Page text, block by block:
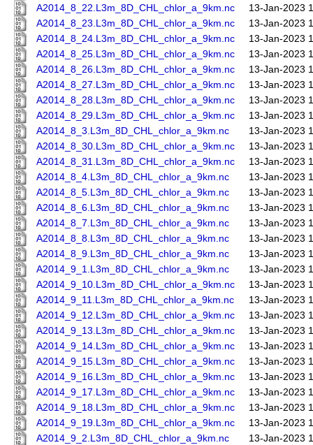
A2014_8_22.L3m_8D_CHL_chlor_a_9km.nc
13-Jan-2023
A2014_8_23.L3m_8D_CHL_chlor_a_9km.nc
13-Jan-2023
A2014_8_24.L3m_8D_CHL_chlor_a_9km.nc
13-Jan-2023
A2014_8_25.L3m_8D_CHL_chlor_a_9km.nc
13-Jan-2023
A2014_8_26.L3m_8D_CHL_chlor_a_9km.nc
13-Jan-2023
A2014_8_27.L3m_8D_CHL_chlor_a_9km.nc
13-Jan-2023
A2014_8_28.L3m_8D_CHL_chlor_a_9km.nc
13-Jan-2023
A2014_8_29.L3m_8D_CHL_chlor_a_9km.nc
13-Jan-2023
A2014_8_3.L3m_8D_CHL_chlor_a_9km.nc
13-Jan-2023
A2014_8_30.L3m_8D_CHL_chlor_a_9km.nc
13-Jan-2023
A2014_8_31.L3m_8D_CHL_chlor_a_9km.nc
13-Jan-2023
A2014_8_4.L3m_8D_CHL_chlor_a_9km.nc
13-Jan-2023
A2014_8_5.L3m_8D_CHL_chlor_a_9km.nc
13-Jan-2023
A2014_8_6.L3m_8D_CHL_chlor_a_9km.nc
13-Jan-2023
A2014_8_7.L3m_8D_CHL_chlor_a_9km.nc
13-Jan-2023
A2014_8_8.L3m_8D_CHL_chlor_a_9km.nc
13-Jan-2023
A2014_8_9.L3m_8D_CHL_chlor_a_9km.nc
13-Jan-2023
A2014_9_1.L3m_8D_CHL_chlor_a_9km.nc
13-Jan-2023
A2014_9_10.L3m_8D_CHL_chlor_a_9km.nc
13-Jan-2023
A2014_9_11.L3m_8D_CHL_chlor_a_9km.nc
13-Jan-2023
A2014_9_12.L3m_8D_CHL_chlor_a_9km.nc
13-Jan-2023
A2014_9_13.L3m_8D_CHL_chlor_a_9km.nc
13-Jan-2023
A2014_9_14.L3m_8D_CHL_chlor_a_9km.nc
13-Jan-2023
A2014_9_15.L3m_8D_CHL_chlor_a_9km.nc
13-Jan-2023
A2014_9_16.L3m_8D_CHL_chlor_a_9km.nc
13-Jan-2023
A2014_9_17.L3m_8D_CHL_chlor_a_9km.nc
13-Jan-2023
A2014_9_18.L3m_8D_CHL_chlor_a_9km.nc
13-Jan-2023
A2014_9_19.L3m_8D_CHL_chlor_a_9km.nc
13-Jan-2023
A2014_9_2.L3m_8D_CHL_chlor_a_9km.nc
13-Jan-2023